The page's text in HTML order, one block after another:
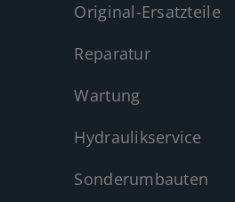
Original-Ersatzteile
Reparatur
Wartung
Hydraulikservice
Sonderumbauten